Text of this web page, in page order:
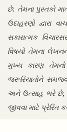
છે. તેમના પુસ્તકો
ઉદાહરણો દ્વારા
સકારાત્મક
વિષયો તેમના
મુખ્ય કારણ તેમનો
જરૂરિયાતોને
અને ઉત્સાહ ભરે છે,
જીવવા માટે પ્રેરિત